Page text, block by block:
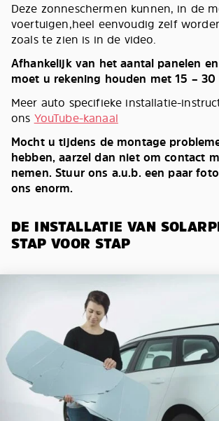
Deze zonneschermen kunnen, in de
voertuigen,heel eenvoudig zelf
zoals te zien is in de video.
Afhankelijk van het aantal panelen
moet u rekening houden met 15 –
Meer auto specifieke installatie-
ons YouTube-kanaal
Mocht u tijdens de montage
hebben, aarzel dan niet om contact
nemen. Stuur ons a.u.b. een paar
ons enorm.
DE INSTALLATIE VAN
STAP VOOR STAP